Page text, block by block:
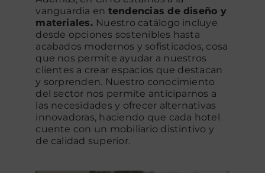
vanguardia en tendencias de diseño y
materiales. Nuestro catálogo incluye
desde opciones sostenibles hasta
acabados modernos y sofisticados, cosa
que nos permite ayudar a nuestros
clientes a crear espacios que destacan
y sorprenden. Nuestro conocimiento
del sector nos permite anticiparnos a
las necesidades y ofrecer alternativas
innovadoras, haciendo que cada hotel
cuente con un mobiliario distintivo y
de calidad superior.